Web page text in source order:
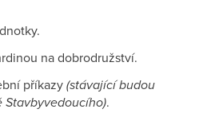
na dobrodružství.
příkazy(stávající budou
.